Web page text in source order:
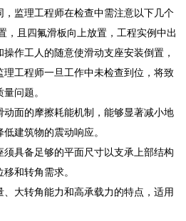
监理工程师在检查中需注意以下几个
，且四氟滑板向上放置，工程实例中出
作工人的随意使滑动支座安装倒置，
工程师一旦工作中未检查到位，将致
问题。
动面的摩擦耗能机制，能够显著减小地
建筑物的震动响应。
具备足够的平面尺寸以支承上部结构
和转角需求。
大转角能力和高承载力的特点，适用